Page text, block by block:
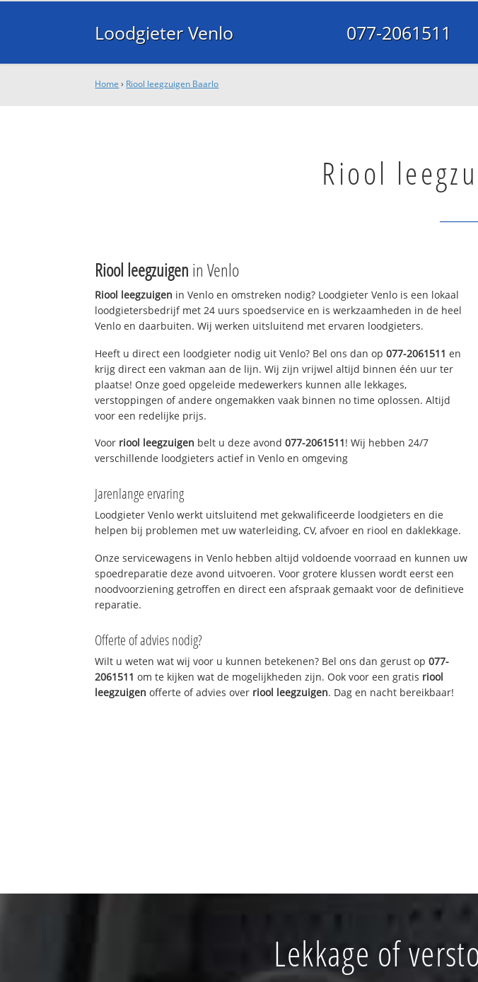
Loodgieter Venlo 077-2061511
Home › Riool leegzuigen Baarlo
Riool
Riool leegzuigen in Venlo
Riool leegzuigen in Venlo en omstreken nodig? Loodgieter Venlo is een lokaal
loodgietersbedrijf met 24 uurs spoedservice en is werkzaamheden in de heel
Venlo en daarbuiten. Wij werken uitsluitend met ervaren loodgieters.
Heeft u direct een loodgieter nodig uit Venlo? Bel ons dan op077-2061511 en
krijg direct een vakman aan de lijn. Wij zijn vrijwel altijd binnen één uur ter
plaatse! Onze goed opgeleide medewerkers kunnen alle lekkages,
verstoppingen of andere ongemakken vaak binnen no time oplossen. Altijd
voor een redelijke prijs.
Voor riool leegzuigen belt u deze avond077-2061511! Wij hebben 24/7
verschillende loodgieters actief in Venlo en omgeving
Jarenlange ervaring
Loodgieter Venlo werkt uitsluitend met gekwalificeerde loodgieters en die
helpen bij problemen met uw waterleiding, CV, afvoer en riool en daklekkage.
Onze servicewagens in Venlo hebben altijd voldoende voorraad en kunnen uw
spoedreparatie deze avond uitvoeren. Voor grotere klussen wordt eerst een
noodvoorziening getroffen en direct een afspraak gemaakt voor de definitieve
reparatie.
Offerte of advies nodig?
Wilt u weten wat wij voor u kunnen betekenen? Bel ons dan gerust op077-
2061511 om te kijken wat de mogelijkheden zijn. Ook voor een gratis riool
leegzuigen offerte of advies over riool leegzuigen. Dag en nacht bereikbaar!
Lekkage of